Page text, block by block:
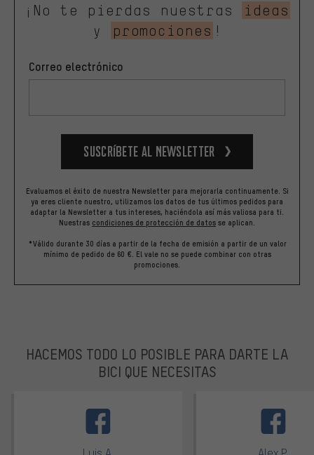
¡No te pierdas nuestras
ideas
y
promociones !
Correo electrónico
Suscríbete al newsletter
Evaluamos el éxito de nuestra Newsletter para mejorarla continuamente. Si
ya eres cliente nuestro, utilizamos los datos de tus últimos pedidos para
adaptar la Newsletter a tus intereses, haciéndola así más valiosa para ti.
Nuestras condiciones de protección de datos se aplican.
*Válido durante 30 días a partir de la fecha de emisión a partir de un valor
mínimo de pedido de 60 €. El vale no se puede combinar con otras
promociones.
HACEMOS TODO LO POSIBLE PARA DARTE LA
BICI QUE NECESITAS